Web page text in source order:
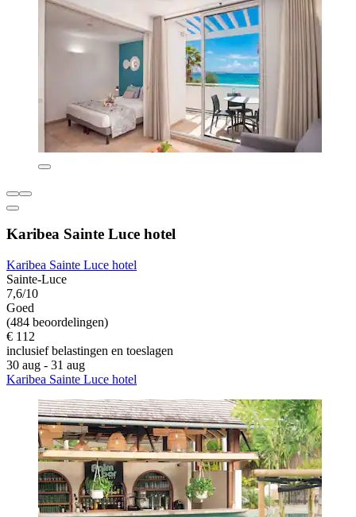
Karibea Sainte Luce hotel
Karibea Sainte Luce hotel
Sainte-Luce
7,6/10
Goed
(484 beoordelingen)
€ 112
inclusief belastingen en toeslagen
30 aug - 31 aug
Karibea Sainte Luce hotel